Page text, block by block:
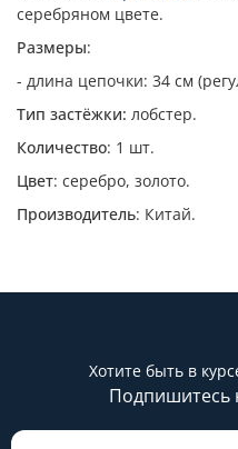
серебряном цвете.
Размеры:
- длина цепочки: 34 см
Тип застёжки: лобстер.
Количество: 1 шт.
Цвет: серебро, золото.
Производитель: Китай.
Хотите быть в
Подпишитесь